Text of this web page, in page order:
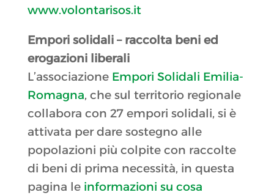
www.volontarisos.it
Empori solidali – raccolta beni ed
erogazioni liberali
L’associazione Empori Solidali Emilia-
Romagna, che sul territorio regionale
collabora con 27 empori solidali, si è
attivata per dare sostegno alle
popolazioni più colpite con raccolte
di beni di prima necessità, in questa
pagina le informazioni su cosa